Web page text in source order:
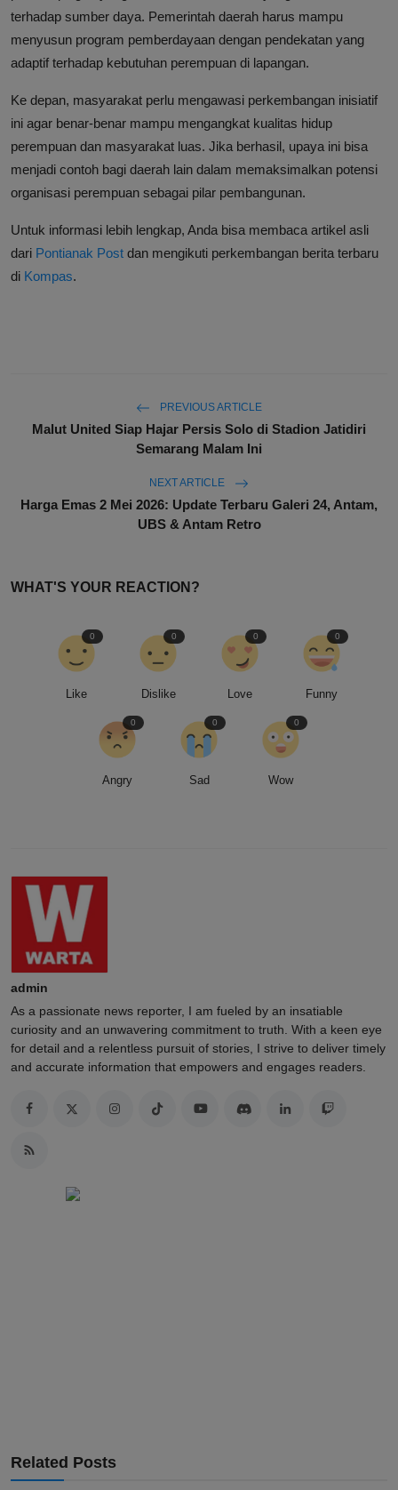
terhadap sumber daya. Pemerintah daerah harus mampu
menyusun program pemberdayaan dengan pendekatan yang
adaptif terhadap kebutuhan perempuan di lapangan.
Ke depan, masyarakat perlu mengawasi perkembangan inisiatif
ini agar benar-benar mampu mengangkat kualitas hidup
perempuan dan masyarakat luas. Jika berhasil, upaya ini bisa
menjadi contoh bagi daerah lain dalam memaksimalkan potensi
organisasi perempuan sebagai pilar pembangunan.
Untuk informasi lebih lengkap, Anda bisa membaca artikel asli
dari Pontianak Post dan mengikuti perkembangan berita terbaru
di Kompas.
PREVIOUS ARTICLE
Malut United Siap Hajar Persis Solo di Stadion Jatidiri
Semarang Malam Ini
NEXT ARTICLE
Harga Emas 2 Mei 2026: Update Terbaru Galeri 24, Antam,
UBS & Antam Retro
WHAT'S YOUR REACTION?
Like
0
Dislike
0
Love
0
Funny
0
Angry
0
Sad
0
Wow
0
admin
As a passionate news reporter, I am fueled by an insatiable
curiosity and an unwavering commitment to truth. With a keen eye
for detail and a relentless pursuit of stories, I strive to deliver timely
and accurate information that empowers and engages readers.
Related Posts